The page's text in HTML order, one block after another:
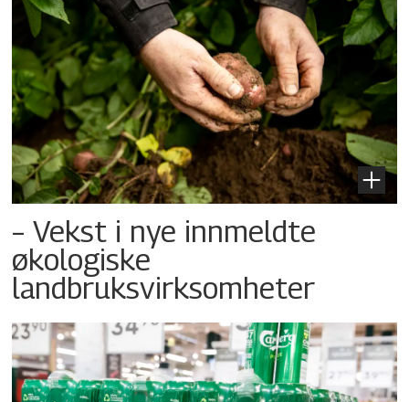
– Vekst i nye innmeldte
økologiske
landbruksvirksomheter